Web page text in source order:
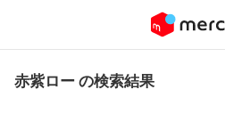
赤紫ロー の検索結果